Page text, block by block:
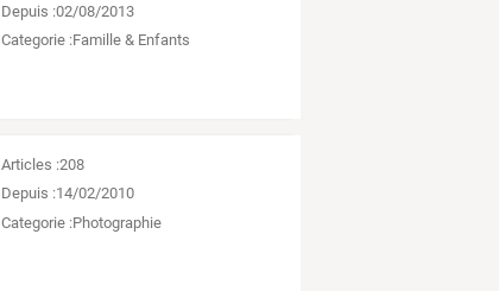
Depuis :02/08/2013
Categorie :Famille & Enfants
Articles :208
Depuis :14/02/2010
Categorie :Photographie